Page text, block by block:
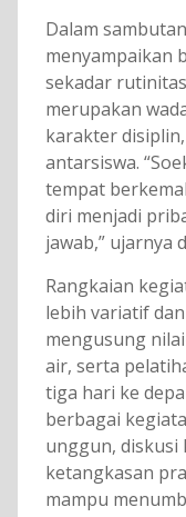
Dalam
menyampaikan
sekadar
merupakan
karakter
antarsiswa.
tempat
diri menjadi
jawab,” ujarnya
Rangkaian
lebih variatif
mengusung
air, serta
tiga hari ke
berbagai
unggun, diskusi
ketangkasan
mampu